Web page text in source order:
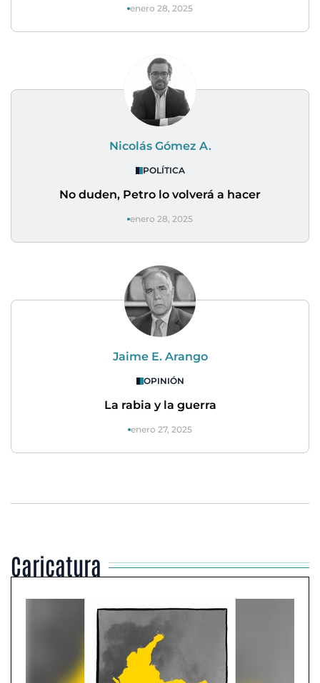
enero 28, 2025
Nicolás Gómez A.
POLÍTICA
No duden, Petro lo volverá a hacer
enero 28, 2025
Jaime E. Arango
OPINIÓN
La rabia y la guerra
enero 27, 2025
Caricatura